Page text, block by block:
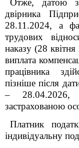
Отже, датою
двірника
28.11.2024, а
трудових
наказу (28
виплата
працівника
пізніше після
–
застрахованою
Платник
індивідуальну